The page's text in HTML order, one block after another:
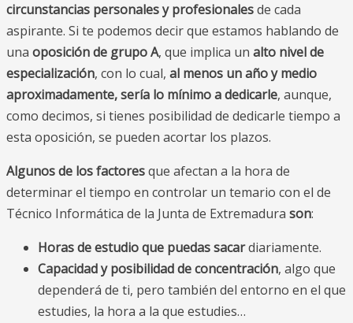
circunstancias personales y profesionalesde cada
aspirante. Si te podemos decir que estamos hablando de
una oposición de grupo A, que implica un alto nivel de
especialización, con lo cual, al menos un año y medio
aproximadamente, sería lo mínimo a dedicarle, aunque,
como decimos, si tienes posibilidad de dedicarle tiempo a
esta oposición, se pueden acortar los plazos.
Algunos de los factoresque afectan a la hora de
determinar el tiempo en controlar un temario con el de
Técnico Informática de la Junta de Extremadura son:
Horas de estudio que puedas sacardiariamente.
Capacidad y posibilidad de concentración, algo que
dependerá de ti, pero también del entorno en el que
estudies, la hora a la que estudies…